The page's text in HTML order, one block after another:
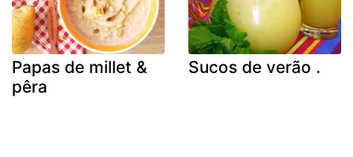
Papas de millet &
pêra
Sucos de verão .